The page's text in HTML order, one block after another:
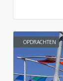
OPDRACHTEN